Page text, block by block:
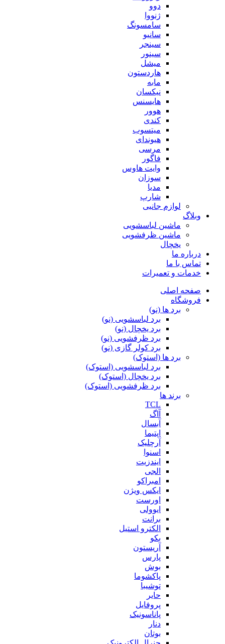
دوو
ژنووا
سامسونگ
سانیو
سینجر
سینور
میشل
هاردستون
مابه
نیکسان
هایسنس
هوور
کندی
میتسوب
هیوندای
مرسی
فاگور
وایت هاوس
سوزان
مدیا
شارپ
لوازم جانبی
وبلاگ
ماشین لباسشویی
ماشین ظرفشویی
یخچال
درباره ما
تماس با ما
خدمات و تعمیرات
صفحه اصلی
فروشگاه
برد ها (نو)
برد لباسشویی (نو)
برد یخچال (نو)
برد ظرفشویی (نو)
برد کولر گازی (نو)
برد ها (استوک)
برد لباسشویی (استوک)
برد یخچال (استوک)
برد ظرفشویی (استوک)
برند ها
TCL
آاگ
آبسال
اپتیما
آرچلیک
اسنوا
ایندزیت
الجی
امبراکو
ایکس ویژن
اورست
ایوولی
برانت
الکترو استیل
بکو
آریستون
پارس
بوش
پاکشوما
توشیبا
حایر
پروفایل
پاناسونیک
دنار
بوتان